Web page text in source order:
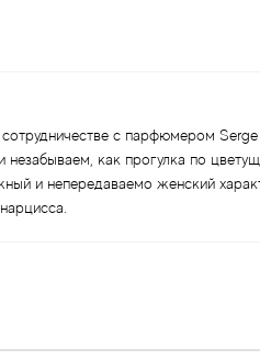
с парфюмером
как прогулка по
и непередаваемо женский